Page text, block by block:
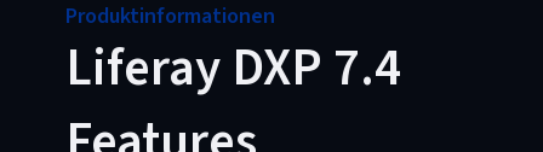
Produktinformationen
Liferay DXP 7.4